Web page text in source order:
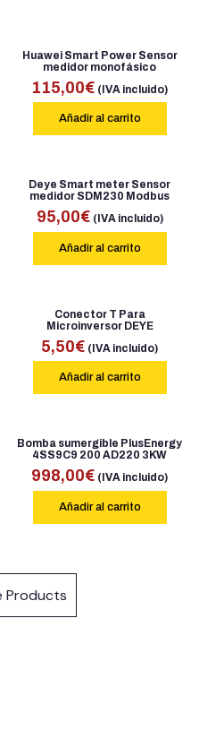
Huawei Smart Power Sensor
medidor monofásico
115,00€ (IVA incluido)
Añadir al carrito
Deye Smart meter Sensor
medidor SDM230 Modbus
95,00€ (IVA incluido)
Añadir al carrito
Conector T Para
Microinversor DEYE
5,50€ (IVA incluido)
Añadir al carrito
Bomba sumergible PlusEnergy
4SS9C9 200 AD220 3KW
998,00€ (IVA incluido)
Añadir al carrito
Products